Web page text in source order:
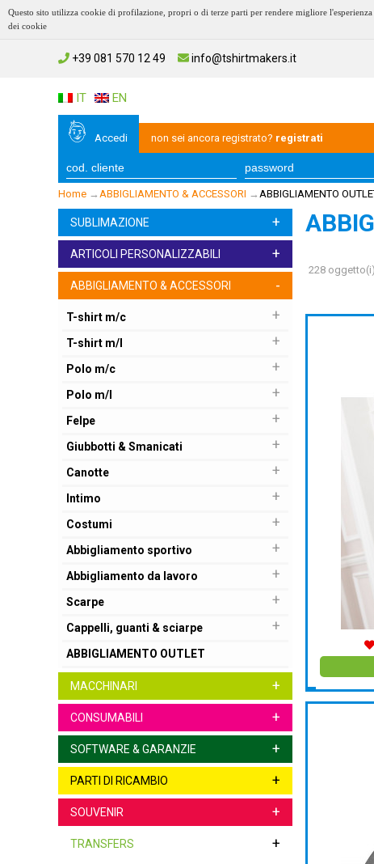
Questo sito utilizza cookie di profilazione, propri o di terze parti per rendere migliore
dei cookie
+39 081 570 12 49 info@tshirtmakers.it
IT EN
Accedi non sei ancora registrato? registrati
Home → ABBIGLIAMENTO & ACCESSORI → ABBIGLIAMENTO
SUBLIMAZIONE +
ARTICOLI PERSONALIZZABILI +
ABBIGLIAMENTO & ACCESSORI -
T-shirt m/c +
T-shirt m/l +
Polo m/c +
Polo m/l +
Felpe +
Giubbotti & Smanicati +
Canotte +
Intimo +
Costumi +
Abbigliamento sportivo +
Abbigliamento da lavoro +
Scarpe +
Cappelli, guanti & sciarpe +
ABBIGLIAMENTO OUTLET
MACCHINARI +
CONSUMABILI +
SOFTWARE & GARANZIE +
PARTI DI RICAMBIO +
SOUVENIR +
TRANSFERS +
228 oggetto(i)